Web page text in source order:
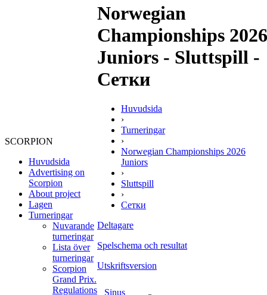
SCORPION
Huvudsida
Advertising on
Scorpion
About project
Lagen
Turneringar
Nuvarande
turneringar
Lista över
turneringar
Scorpion
Grand Prix.
Regulations
Norwegian
Championships 2026
Juniors - Sluttspill -
Сетки
Huvudsida
›
Turneringar
›
Norwegian Championships 2026
Juniors
›
Sluttspill
›
Сетки
Deltagare
Spelschema och resultat
Utskriftsversion
Sinus